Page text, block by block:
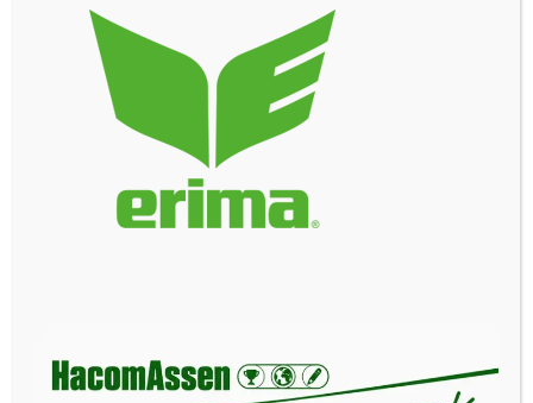
Wij zijn dealer van